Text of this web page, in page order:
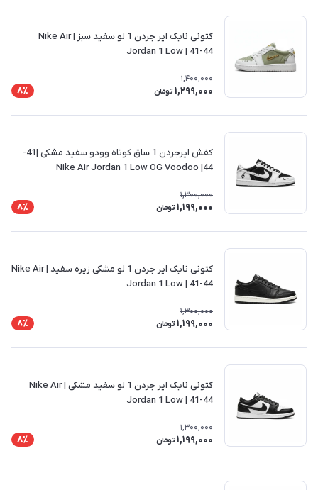
کتونی نایک ایر جردن 1 لو سفید سبز | Nike Air
Jordan 1 Low | 41-44
1,400,000
1,299,000 تومان 8٪
کفش ایرجردن 1 ساق کوتاه وودو سفید مشکی |41-
44| Nike Air Jordan 1 Low OG Voodoo
1,300,000
1,199,000 تومان 8٪
کتونی نایک ایر جردن 1 لو مشکی زیره سفید | Nike Air
Jordan 1 Low | 41-44
1,300,000
1,199,000 تومان 8٪
کتونی نایک ایر جردن 1 لو سفید مشکی | Nike Air
Jordan 1 Low | 41-44
1,300,000
1,199,000 تومان 8٪